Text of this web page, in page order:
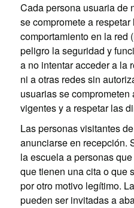
Cada persona usuaria de
se compromete a
comportamiento en la red
peligro la seguridad y
a no intentar acceder a la
ni a otras redes sin
usuarias se
vigentes y a respetar las
Las personas visitantes
anunciarse en recepción.
la escuela a personas
que tienen una cita o que
por otro motivo legítimo.
pueden ser invitadas a